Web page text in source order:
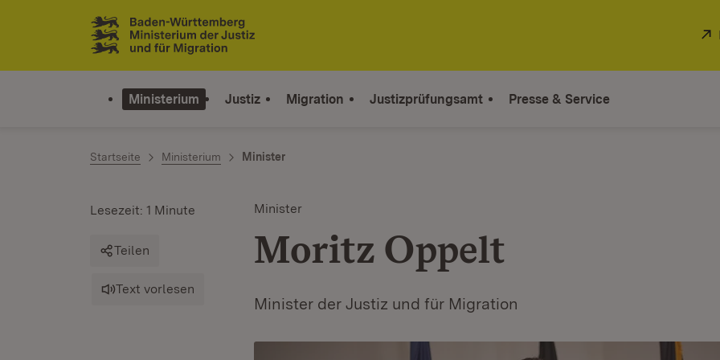
Zum Inhalt springen
Link zur Startseite
Ministerium Justiz Migration Justizprüfungsamt Presse & Service
Startseite Ministerium Minister
Minister
Moritz Oppelt
Minister der Justiz und für Migration
Lesezeit: 1 Minute
Teilen
Text vorlesen